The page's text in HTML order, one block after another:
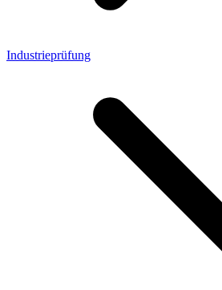
Industrieprüfung